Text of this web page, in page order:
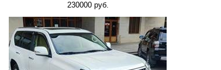
230000 руб.